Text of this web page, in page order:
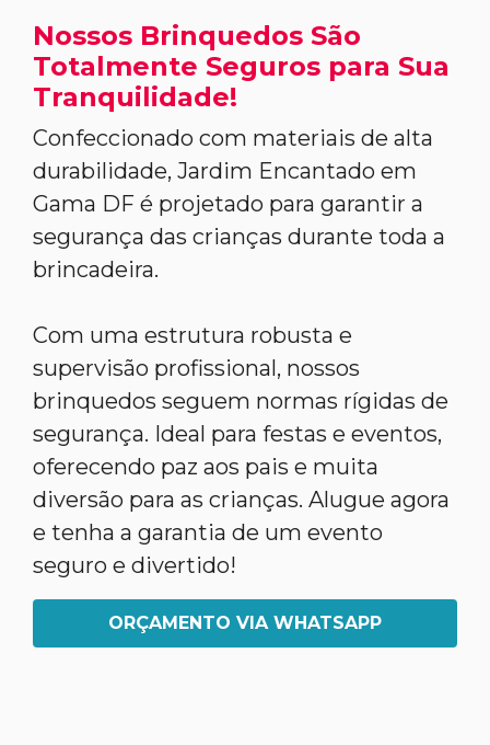
Nossos Brinquedos São
Totalmente Seguros para Sua
Tranquilidade!
Confeccionado com materiais de alta
durabilidade, Jardim Encantado em
Gama DF é projetado para garantir a
segurança das crianças durante toda a
brincadeira.
Com uma estrutura robusta e
supervisão profissional, nossos
brinquedos seguem normas rígidas de
segurança. Ideal para festas e eventos,
oferecendo paz aos pais e muita
diversão para as crianças. Alugue agora
e tenha a garantia de um evento
seguro e divertido!
ORÇAMENTO VIA WHATSAPP